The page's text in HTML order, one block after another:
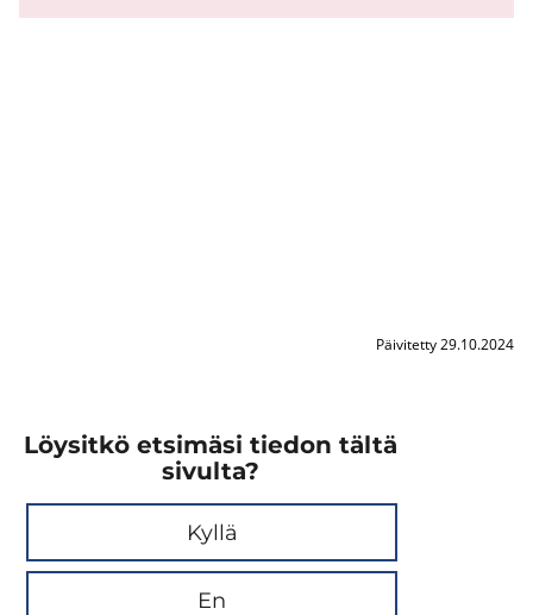
Päivitetty 29.10.2024
Löysitkö etsimäsi tiedon tältä
sivulta?
Kyllä
En